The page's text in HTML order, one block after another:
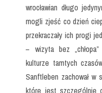
wrocławian długo
mogli zjeść co dzień
przekraczały ich progi
– wizyta bez
kulturze tamtych
Sanftleben zachował w
które jest szczególnie